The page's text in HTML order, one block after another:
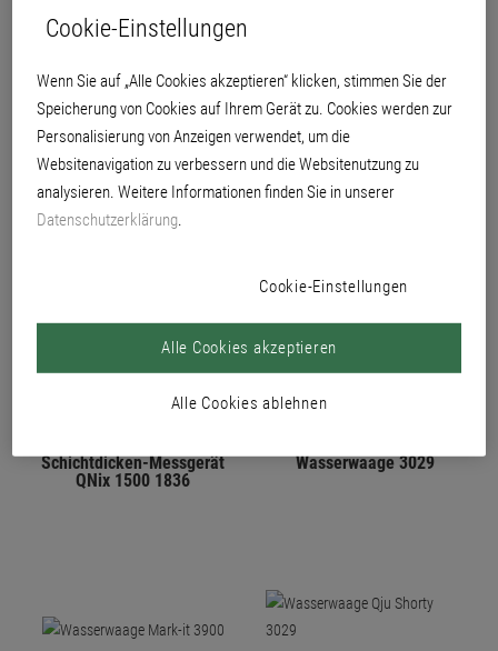
1754
Schichtdicken-Messgerät
QNix 1500 1836
Wasserwaage 3029
Cookie-Einstellungen
Wenn Sie auf „Alle Cookies akzeptieren“ klicken, stimmen Sie der
Speicherung von Cookies auf Ihrem Gerät zu. Cookies werden zur
Personalisierung von Anzeigen verwendet, um die
Websitenavigation zu verbessern und die Websitenutzung zu
analysieren. Weitere Informationen finden Sie in unserer
Datenschutzerklärung.
Cookie-Einstellungen
Alle Cookies ablehnen
Alle Cookies akzeptieren